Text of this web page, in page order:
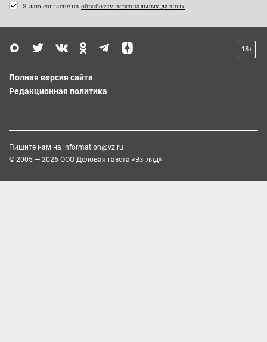
Я даю согласие на обработку персональных данных
18+
Полная версия сайта
Редакционная политика
Пишите нам на information@vz.ru
© 2005 — 2026 ООО Деловая газета «Взгляд»